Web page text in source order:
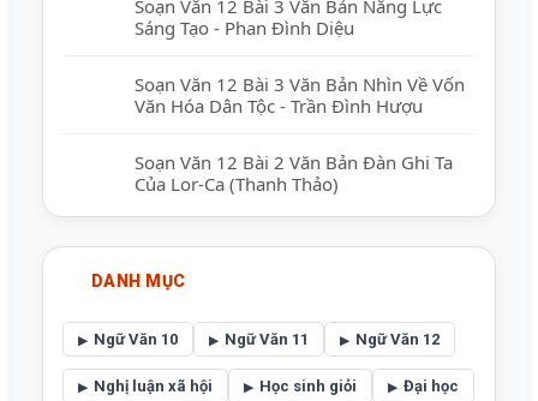
Soạn Văn 12 Bài 3 Văn Bản Năng Lực
Sáng Tạo - Phan Đình Diệu
Soạn Văn 12 Bài 3 Văn Bản Nhìn Về Vốn
Văn Hóa Dân Tộc - Trần Đình Hượu
Soạn Văn 12 Bài 2 Văn Bản Đàn Ghi Ta
Của Lor-Ca (Thanh Thảo)
DANH MỤC
Ngữ Văn 10 Ngữ Văn 11 Ngữ Văn 12
Nghị luận xã hội Học sinh giỏi Đại học